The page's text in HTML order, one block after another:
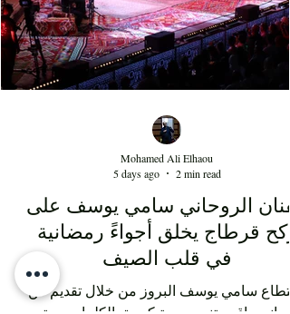
الروحاني سامي يوسف على
ركح قرطاج يخلق أجواءً رمضانية
Mohamed Ali Elhaou
5 days ago
2 min read